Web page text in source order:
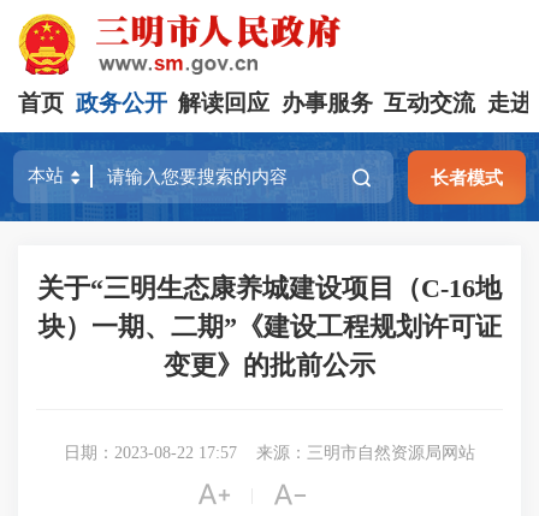
首页 政务公开 解读回应 办事服务 互动交流 走进
长者模式
关于“三明生态康养城建设项目（C-16地
块）一期、二期”《建设工程规划许可证
变更》的批前公示
日期：2023-08-22 17:57 来源：三明市自然资源局网站
 